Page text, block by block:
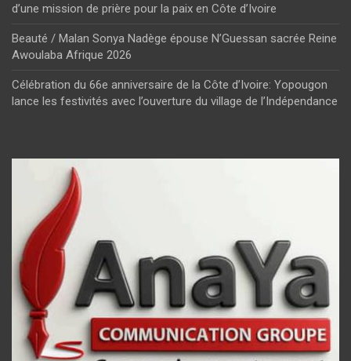
d’une mission de prière pour la paix en Côte d’Ivoire
Beauté / Malan Sonya Nadège épouse N’Guessan sacrée Reine
Awoulaba Afrique 2026
Célébration du 66e anniversaire de la Côte d’Ivoire: Yopougon
lance les festivités avec l’ouverture du village de l’Indépendance